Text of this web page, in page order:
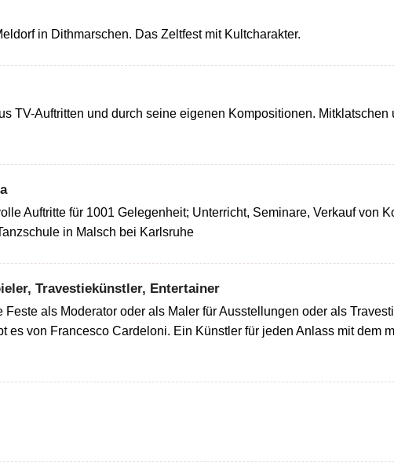
in Dithmarschen. Das Zeltfest mit Kultcharakter.
TV-Auftritten und durch seine eigenen Kompositionen. Mitklatschen
Auftritte für 1001 Gelegenheit; Unterricht, Seminare, Verkauf von
in Malsch bei Karlsruhe
Travestiekünstler, Entertainer
Feste als Moderator oder als Maler für Ausstellungen oder als
es von Francesco Cardeloni. Ein Künstler für jeden Anlass mit dem